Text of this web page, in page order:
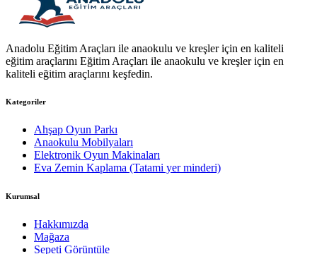
Anadolu Eğitim Araçları ile anaokulu ve kreşler için en kaliteli
eğitim araçlarını Eğitim Araçları ile anaokulu ve kreşler için en
kaliteli eğitim araçlarını keşfedin.
Kategoriler
Ahşap Oyun Parkı
Anaokulu Mobilyaları
Elektronik Oyun Makinaları
Eva Zemin Kaplama (Tatami yer minderi)
Kurumsal
Hakkımızda
Mağaza
Sepeti Görüntüle